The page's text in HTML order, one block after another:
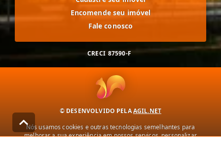
Encomende seu imóvel
Fale conosco
CRECI 87590-F
© DESENVOLVIDO PELAAGIL.NET
Nós usamos cookies e outras tecnologias semelhantes para
melhorar a sua experiência em nossos serviços, personalizar